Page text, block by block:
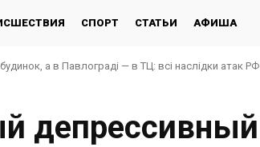
СПОРТ СТАТЬИ АФИША
а в Павлограді — в ТЦ: всі наслідки атак РФ
депрессивный